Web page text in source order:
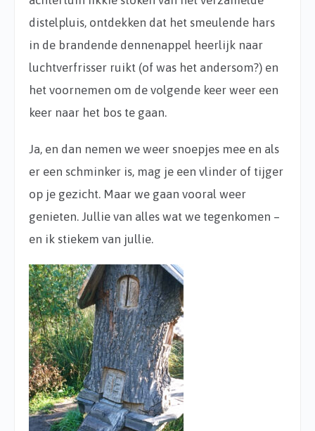
distelpluis, ontdekken dat het smeulende hars
in de brandende dennenappel heerlijk naar
luchtverfrisser ruikt (of was het andersom?) en
het voornemen om de volgende keer weer een
keer naar het bos te gaan.
Ja, en dan nemen we weer snoepjes mee en als
er een schminker is, mag je een vlinder of tijger
op je gezicht. Maar we gaan vooral weer
genieten. Jullie van alles wat we tegenkomen –
en ik stiekem van jullie.